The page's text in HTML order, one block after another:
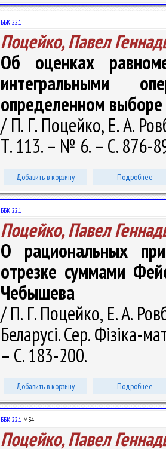
ББК 22.1
Поцейко, Павел
Об оценках
интегральными
определенном
/ П. Г. Поцейко, Е. А.
Т. 113. – № 6. – С. 876-
Добавить в корзину Подробнее
ББК 22.1
Поцейко, Павел
О рациональных
отрезке суммами
Чебышева
/ П. Г. Поцейко, Е. А.
Беларусі. Сер. Фізіка-
– С. 183-200.
Добавить в корзину Подробнее
ББК 22.1 М34
Поцейко, Павел